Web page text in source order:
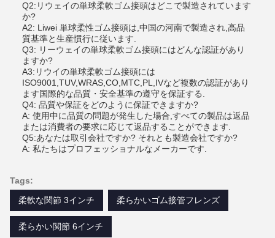
Q2:リウェイの単球柔軟ゴム接頭はどこで製造されています
か?
A2: Liwei 単球柔性ゴム接頭は,中国の河南で製造され,高品
質基準と生産慣行に従います.
Q3: リーウェイの単球柔軟ゴム接頭にはどんな認証があり
ますか?
A3:リウイの単球柔軟ゴム接頭には
ISO9001,TUV,WRAS,CO,MTC,PL,IVなど複数の認証があり
ます国際的な品質・安全基準の遵守を保証する.
Q4: 品質や保証をどのように保証できますか?
A: 使用中に品質の問題が発生した場合,すべての製品は返品
または消費者の要求に応じて返品することができます.
Q5:あなたは取引会社ですか? それとも製造会社ですか?
A: 私たちはプロフェッショナルなメーカーです.
Tags:
柔軟な関節 3インチ
柔らかいゴム接管フレンズ
柔らかい関節 6インチ